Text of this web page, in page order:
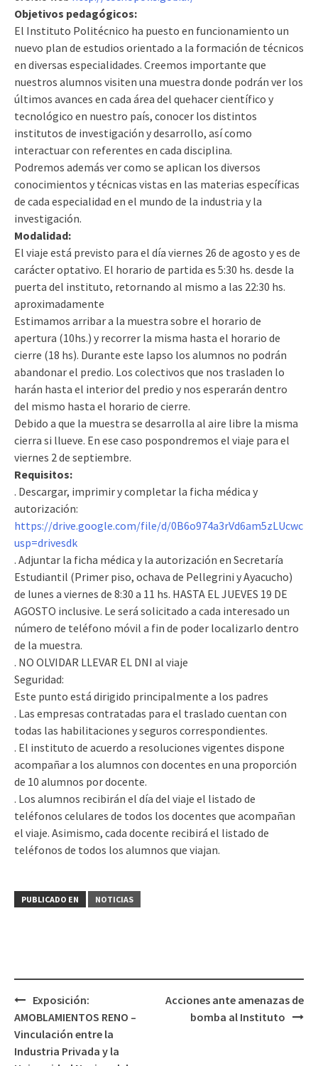
Objetivos pedagógicos:
El Instituto Politécnico ha puesto en funcionamiento un
nuevo plan de estudios orientado a la formación de técnicos
en diversas especialidades. Creemos importante que
nuestros alumnos visiten una muestra donde podrán ver los
últimos avances en cada área del quehacer científico y
tecnológico en nuestro país, conocer los distintos
institutos de investigación y desarrollo, así como
interactuar con referentes en cada disciplina.
Podremos además ver como se aplican los diversos
conocimientos y técnicas vistas en las materias específicas
de cada especialidad en el mundo de la industria y la
investigación.
Modalidad:
El viaje está previsto para el día viernes 26 de agosto y es de
carácter optativo. El horario de partida es 5:30 hs. desde la
puerta del instituto, retornando al mismo a las 22:30 hs.
aproximadamente
Estimamos arribar a la muestra sobre el horario de
apertura (10hs.) y recorrer la misma hasta el horario de
cierre (18 hs). Durante este lapso los alumnos no podrán
abandonar el predio. Los colectivos que nos trasladen lo
harán hasta el interior del predio y nos esperarán dentro
del mismo hasta el horario de cierre.
Debido a que la muestra se desarrolla al aire libre la misma
cierra si llueve. En ese caso pospondremos el viaje para el
viernes 2 de septiembre.
Requisitos:
. Descargar, imprimir y completar la ficha médica y
autorización:
https://drive.google.com/file/d/
usp=drivesdk
. Adjuntar la ficha médica y la autorización en Secretaría
Estudiantil (Primer piso, ochava de Pellegrini y Ayacucho)
de lunes a viernes de 8:30 a 11 hs. HASTA EL JUEVES 19 DE
AGOSTO inclusive. Le será solicitado a cada interesado un
número de teléfono móvil a fin de poder localizarlo dentro
de la muestra.
. NO OLVIDAR LLEVAR EL DNI al viaje
Seguridad:
Este punto está dirigido principalmente a los padres
. Las empresas contratadas para el traslado cuentan con
todas las habilitaciones y seguros correspondientes.
. El instituto de acuerdo a resoluciones vigentes dispone
acompañar a los alumnos con docentes en una proporción
de 10 alumnos por docente.
. Los alumnos recibirán el día del viaje el listado de
teléfonos celulares de todos los docentes que acompañan
el viaje. Asimismo, cada docente recibirá el listado de
teléfonos de todos los alumnos que viajan.
PUBLICADO EN NOTICIAS
Navegación
de
entradas
Exposición:
AMOBLAMIENTOS RENO –
Vinculación entre la
Industria Privada y la
Acciones ante amenazas de
bomba al Instituto